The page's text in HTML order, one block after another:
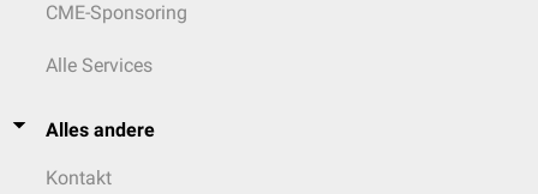
CME-Sponsoring
Alle Services
Alles andere
Kontakt